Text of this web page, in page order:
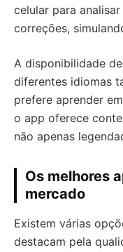
celular para
correções,
A disponibilidade
diferentes idiomas
prefere aprender
o app oferece
não apenas
Os melhores
mercado
Existem várias
destacam pela